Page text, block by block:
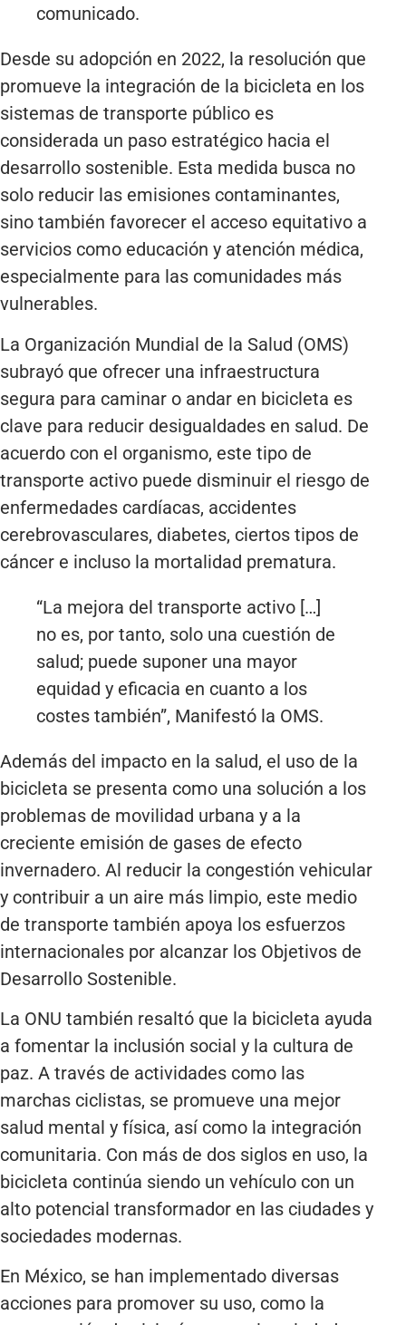
comunicado.
Desde su adopción en 2022, la resolución que
promueve la integración de la bicicleta en los
sistemas de transporte público es
considerada un paso estratégico hacia el
desarrollo sostenible. Esta medida busca no
solo reducir las emisiones contaminantes,
sino también favorecer el acceso equitativo a
servicios como educación y atención médica,
especialmente para las comunidades más
vulnerables.
La Organización Mundial de la Salud (OMS)
subrayó que ofrecer una infraestructura
segura para caminar o andar en bicicleta es
clave para reducir desigualdades en salud. De
acuerdo con el organismo, este tipo de
transporte activo puede disminuir el riesgo de
enfermedades cardíacas, accidentes
cerebrovasculares, diabetes, ciertos tipos de
cáncer e incluso la mortalidad prematura.
“La mejora del transporte activo […]
no es, por tanto, solo una cuestión de
salud; puede suponer una mayor
equidad y eficacia en cuanto a los
costes también”, Manifestó la OMS.
Además del impacto en la salud, el uso de la
bicicleta se presenta como una solución a los
problemas de movilidad urbana y a la
creciente emisión de gases de efecto
invernadero. Al reducir la congestión vehicular
y contribuir a un aire más limpio, este medio
de transporte también apoya los esfuerzos
internacionales por alcanzar los Objetivos de
Desarrollo Sostenible.
La ONU también resaltó que la bicicleta ayuda
a fomentar la inclusión social y la cultura de
paz. A través de actividades como las
marchas ciclistas, se promueve una mejor
salud mental y física, así como la integración
comunitaria. Con más de dos siglos en uso, la
bicicleta continúa siendo un vehículo con un
alto potencial transformador en las ciudades y
sociedades modernas.
En México, se han implementado diversas
acciones para promover su uso, como la